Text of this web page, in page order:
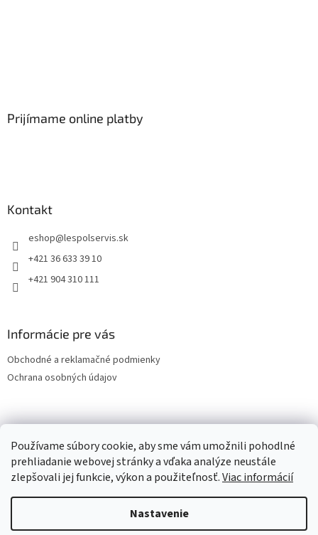
Používame súbory cookie, aby sme vám umožnili pohodlné
prehliadanie webovej stránky a vďaka analýze neustále
zlepšovali jej funkcie, výkon a použiteľnosť.Viac informácií
Nastavenie
Prijímame online platby
Kontakt
eshop@lespolservis.sk
+421 36 633 39 10
+421 904 310 111
Informácie pre vás
Obchodné a reklamačné podmienky
Ochrana osobných údajov